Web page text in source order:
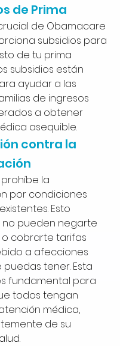
de Prima
de Obamacare
subsidios para
de tu prima
subsidios están
ayudar a las
de ingresos
a obtener
asequible.
contra la
la
por condiciones
Esto
no pueden negarte
cobrarte tarifas
a afecciones
tener. Esta
fundamental para
todos tengan
médica,
de su